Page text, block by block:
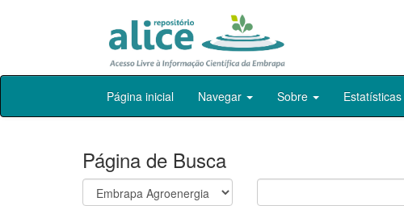
Skip
Página inicial Navegar Sobre Estatísticas
Página de Busca